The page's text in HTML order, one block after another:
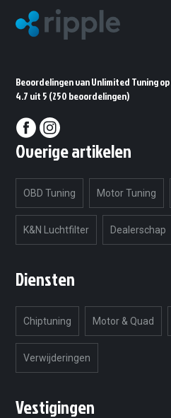
Beoordelingen van Unlimited Tuning op
4.7 uit 5 (250 beoordelingen)
Overige artikelen
OBD Tuning Motor Tuning
K&N Luchtfilter Dealerschap
Diensten
Chiptuning Motor & Quad
Verwijderingen
Vestigingen